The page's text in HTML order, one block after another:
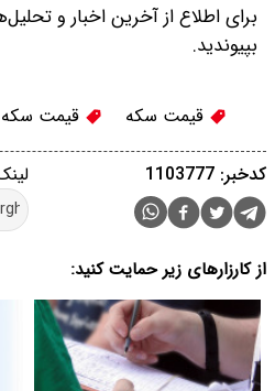
برای اطلاع از آخرین اخبار و
بپیوندید.
قیمت سکه قیمت سکه
کدخبر: 1103777
از کارزارهای زیر حمایت کنید: